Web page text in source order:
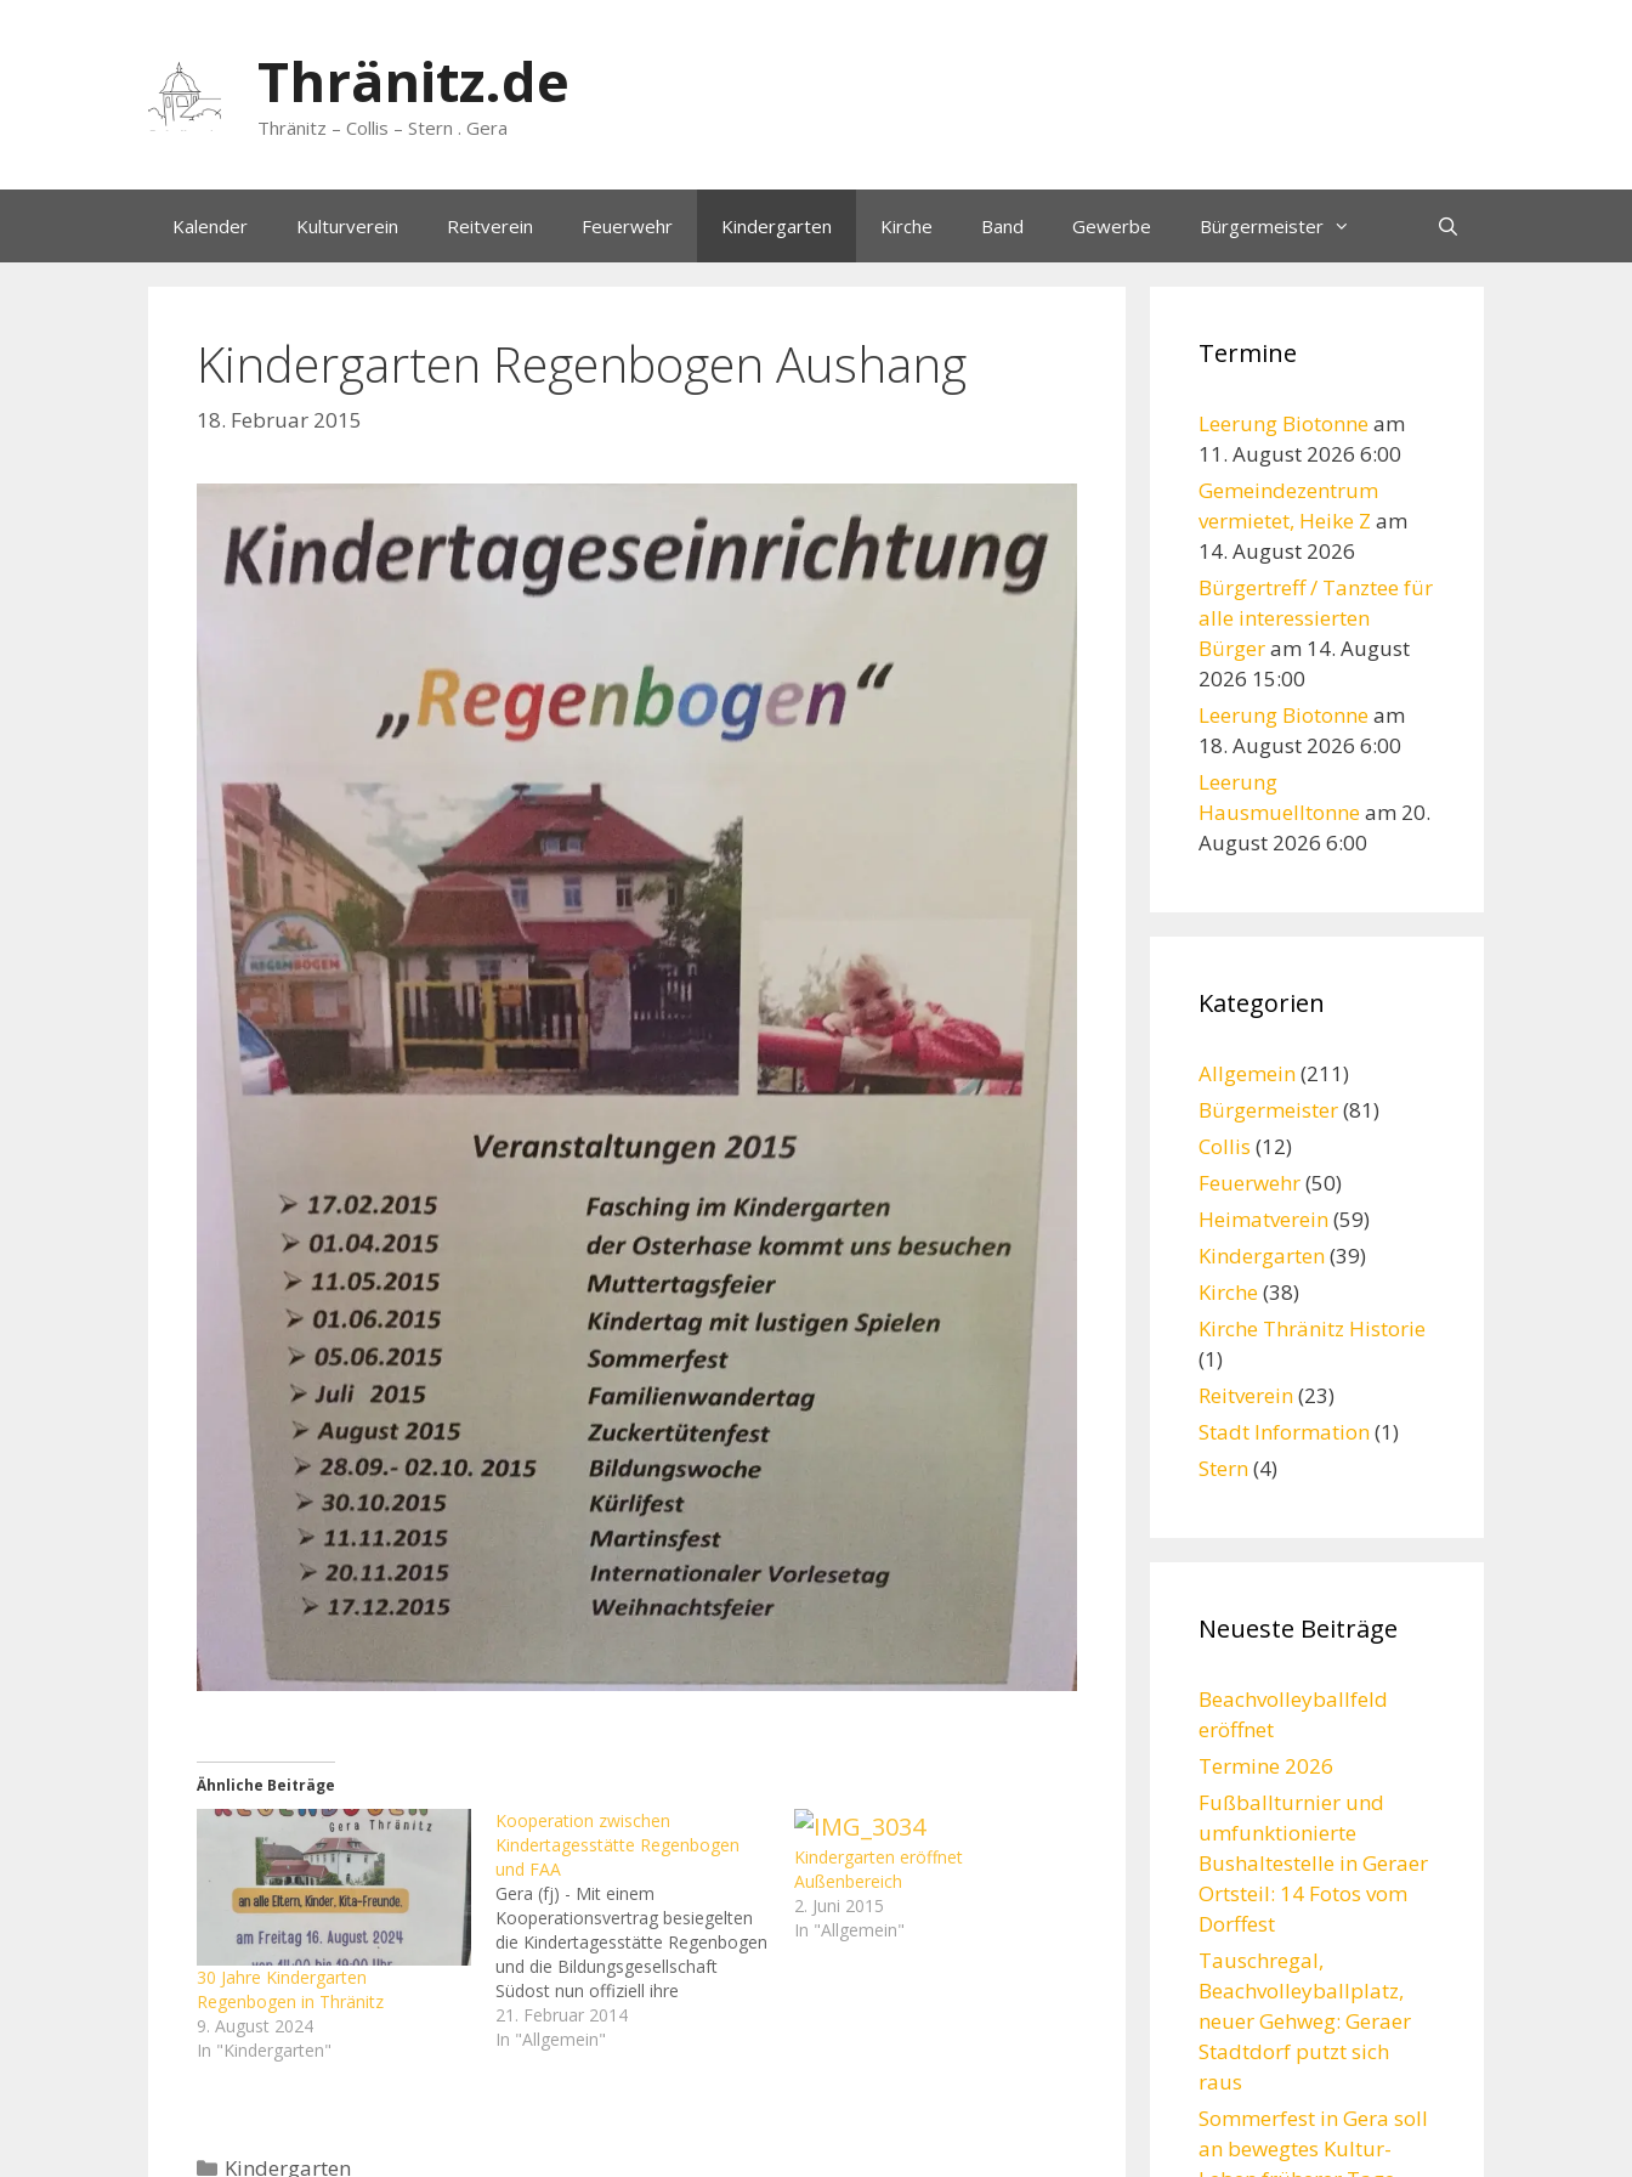
Thränitz.de
Thränitz – Collis – Stern . Gera
Kalender Kulturverein Reitverein Feuerwehr Kindergarten Kirche Band Gewerbe Bürgermeister
Kindergarten Regenbogen Aushang
18. Februar 2015
Ähnliche Beiträge
30 Jahre Kindergarten
Regenbogen in Thränitz
9. August 2024
In "Kindergarten"
Kooperation zwischen
Kindertagesstätte Regenbogen
und FAA
Gera (fj) - Mit einem
Kooperationsvertrag besiegelten
die Kindertagesstätte Regenbogen
und die Bildungsgesellschaft
Südost nun offiziell ihre
Zusammenarbeit. Die FAA bietet
neben vielfältigen Fort- und
21. Februar 2014
In "Allgemein"
Kindergarten eröffnet
Außenbereich
2. Juni 2015
In "Allgemein"
Kategorien
Kindergarten
Termine
Leerung Biotonneam
11. August 2026 6:00
Gemeindezentrum
vermietet, Heike Z am
14. August 2026
Bürgertreff / Tanztee für
alle interessierten
Bürgeram 14. August
2026 15:00
Leerung Biotonneam
18. August 2026 6:00
Leerung
Hausmuelltonneam 20.
August 2026 6:00
Kategorien
Allgemein(211)
Bürgermeister(81)
Collis (12)
Feuerwehr(50)
Heimatverein(59)
Kindergarten(39)
Kirche(38)
Kirche Thränitz Historie
(1)
Reitverein(23)
Stadt Information(1)
Stern(4)
Neueste Beiträge
Beachvolleyballfeld
eröffnet
Termine 2026
Fußballturnier und
umfunktionierte
Bushaltestelle in Geraer
Ortsteil: 14 Fotos vom
Dorffest
Tauschregal,
Beachvolleyballplatz,
neuer Gehweg: Geraer
Stadtdorf putzt sich
raus
Sommerfest in Gera soll
an bewegtes Kultur-